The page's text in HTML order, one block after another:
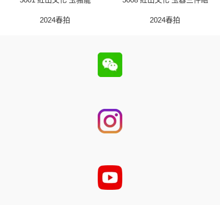
2024春拍 2024春拍